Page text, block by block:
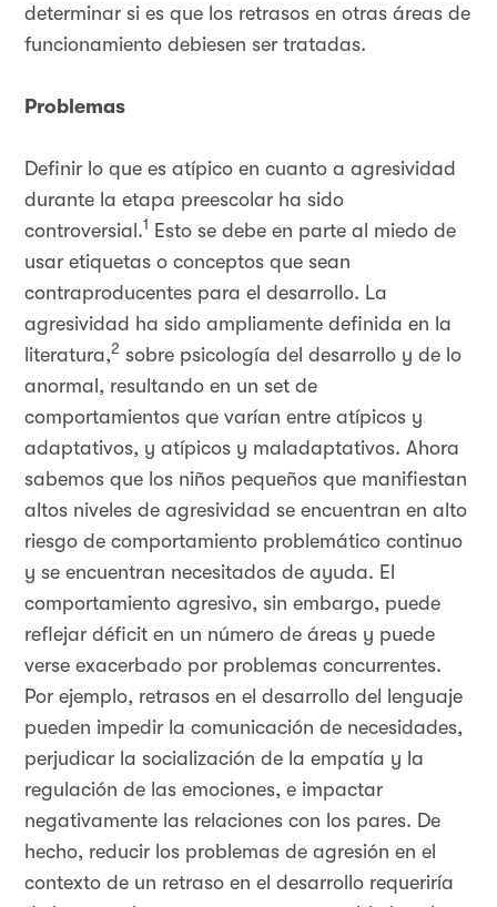
determinar si es que los retrasos en otras áreas de
funcionamiento debiesen ser tratadas.
Problemas
Definir lo que es atípico en cuanto a agresividad
durante la etapa preescolar ha sido
controversial.1
Esto se debe en parte al miedo de
usar etiquetas o conceptos que sean
contraproducentes para el desarrollo. La
agresividad ha sido ampliamente definida en la
literatura,2 sobre psicología del desarrollo y de lo
anormal, resultando en un set de
comportamientos que varían entre atípicos y
adaptativos, y atípicos y maladaptativos. Ahora
sabemos que los niños pequeños que manifiestan
altos niveles de agresividad se encuentran en alto
riesgo de comportamiento problemático continuo
y se encuentran necesitados de ayuda. El
comportamiento agresivo, sin embargo, puede
reflejar déficit en un número de áreas y puede
verse exacerbado por problemas concurrentes.
Por ejemplo, retrasos en el desarrollo del lenguaje
pueden impedir la comunicación de necesidades,
perjudicar la socialización de la empatía y la
regulación de las emociones, e impactar
negativamente las relaciones con los pares. De
hecho, reducir los problemas de agresión en el
contexto de un retraso en el desarrollo requeriría